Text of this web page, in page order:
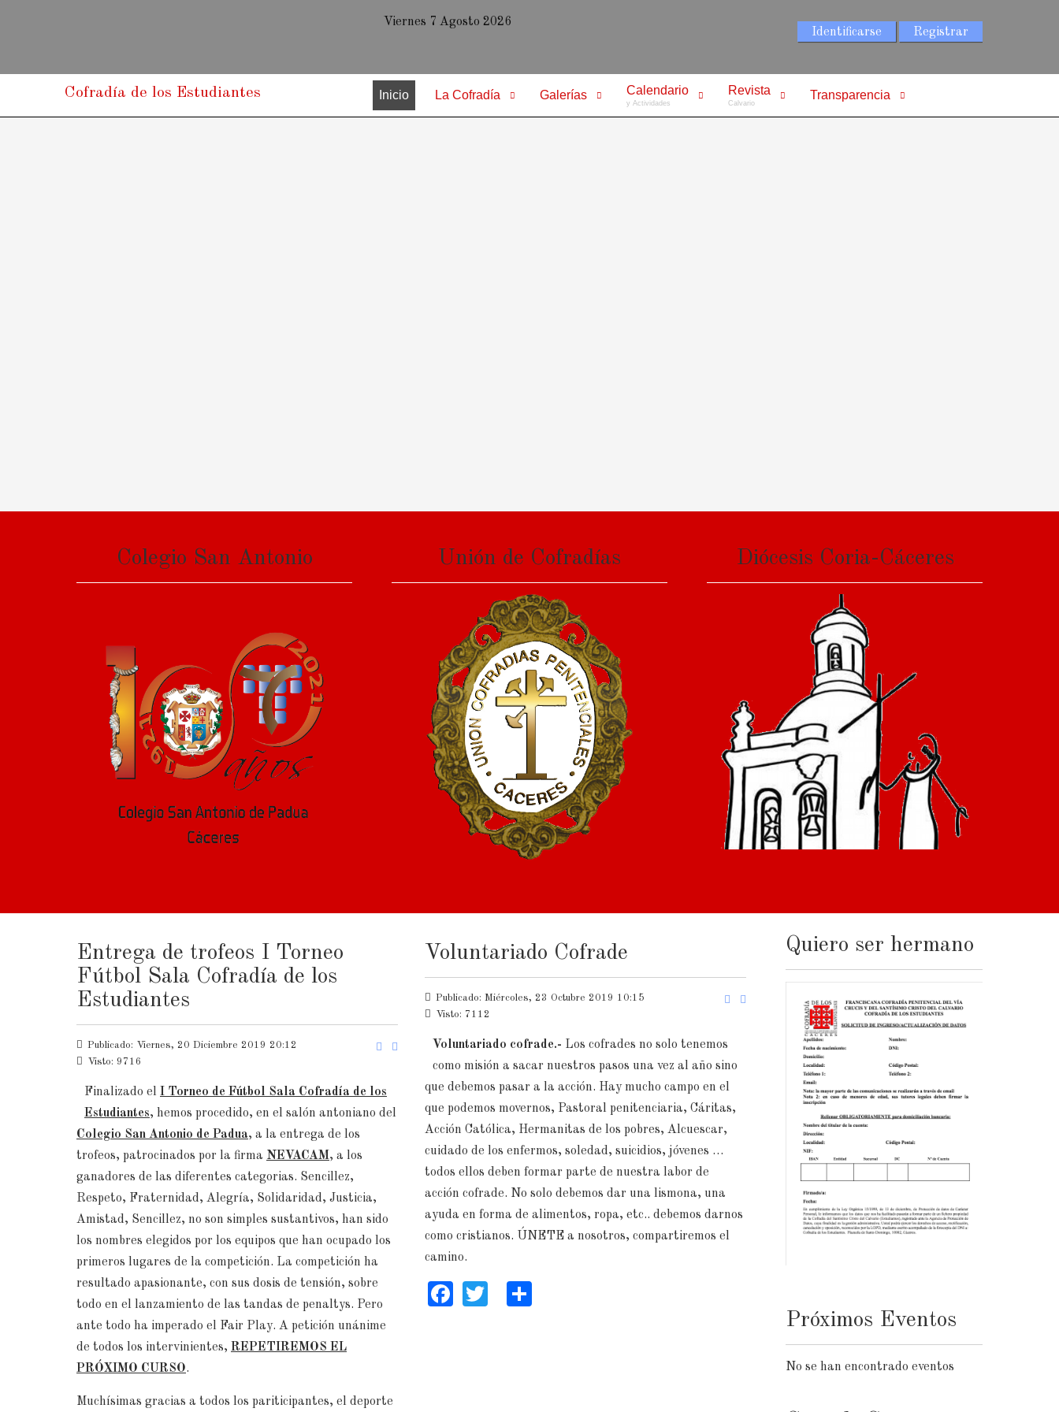
Viernes 7 Agosto 2026
Identificarse
Registrar
Cofradía de los Estudiantes Inicio La Cofradía Galerías Calendario
y Actividades
Revista
Calvario
Transparencia
Colegio San Antonio Unión de Cofradías Diócesis Coria-Cáceres
Entrega de trofeos I Torneo
Fútbol Sala Cofradía de los
Estudiantes
Publicado: Viernes, 20 Diciembre 2019 20:12
Visto: 9716
Finalizado el I Torneo de Fútbol Sala Cofradía de los
Estudiantes, hemos procedido, en el salón antoniano del
Colegio San Antonio de Padua, a la entrega de los
trofeos, patrocinados por la firma NEVACAM, a los
ganadores de las diferentes categorias. Sencillez,
Respeto, Fraternidad, Alegría, Solidaridad, Justicia,
Amistad, Sencillez, no son simples sustantivos, han sido
los nombres elegidos por los equipos que han ocupado los
primeros lugares de la competición. La competición ha
resultado apasionante, con sus dosis de tensión, sobre
todo en el lanzamiento de las tandas de penaltys. Pero
ante todo ha imperado el Fair Play. A petición unánime
de todos los intervinientes, REPETIREMOS EL
PRÓXIMO CURSO.
Muchísimas gracias a todos los pariticipantes, el deporte
Voluntariado Cofrade
Publicado: Miércoles, 23 Octubre 2019 10:15
Visto: 7112
Voluntariado cofrade.- Los cofrades no solo tenemos
como misión a sacar nuestros pasos una vez al año sino
que debemos pasar a la acción. Hay mucho campo en el
que podemos movernos, Pastoral penitenciaria, Cáritas,
Acción Católica, Hermanitas de los pobres, Alcuescar,
cuidado de los enfermos, soledad, suicidios, jóvenes …
todos ellos deben formar parte de nuestra labor de
acción cofrade. No solo debemos dar una lismona, una
ayuda en forma de alimentos, ropa, etc.. debemos darnos
como cristianos. ÚNETE a nosotros, compartiremos el
camino.
Facebook
Twitter
Quiero ser hermano
Próximos Eventos
No se han encontrado eventos